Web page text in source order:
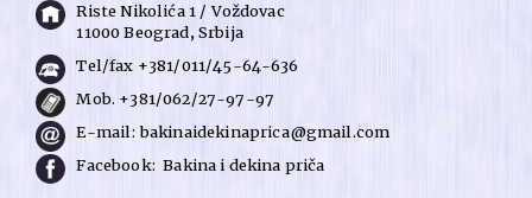
Riste Nikolića 1 / Voždovac
11000 Beograd, Srbija
Tel/fax +381/011/45-64-636
Mob. +381/062/27-97-97
E-mail: bakinaidekinaprica@gmail.com
Facebook:Bakina i dekina priča